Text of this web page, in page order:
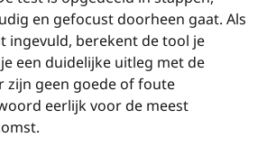
en gefocust doorheen gaat. Als
ingevuld, berekent de tool je
een duidelijke uitleg met de
zijn geen goede of foute
eerlijk voor de meest